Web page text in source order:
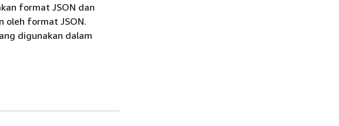
format JSON dan
oleh format JSON.
digunakan dalam